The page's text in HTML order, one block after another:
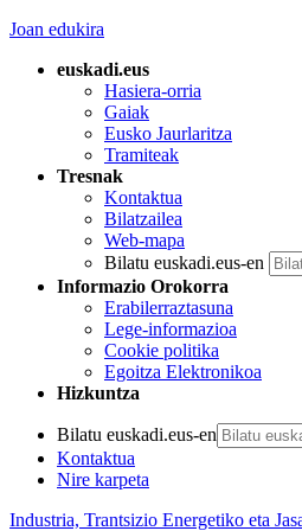
Joan edukira
euskadi.eus
Hasiera-orria
Gaiak
Eusko Jaurlaritza
Tramiteak
Tresnak
Kontaktua
Bilatzailea
Web-mapa
Bilatu euskadi.eus-en
Informazio Orokorra
Erabilerraztasuna
Lege-informazioa
Cookie politika
Egoitza Elektronikoa
Hizkuntza
Bilatu euskadi.eus-en
Kontaktua
Nire karpeta
Industria, Trantsizio Energetiko eta